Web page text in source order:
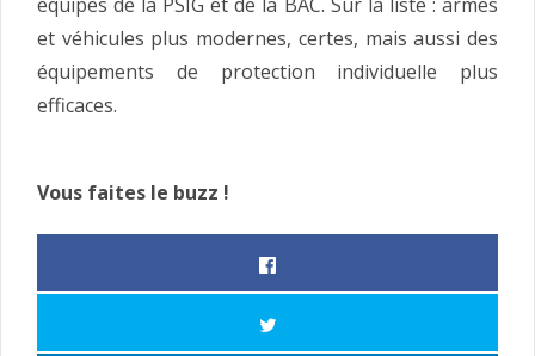
et véhicules plus modernes, certes, mais aussi des
équipements de protection individuelle plus
efficaces.
Vous faites le buzz !